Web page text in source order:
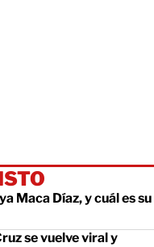
Maca Díaz, y cuál es su
se vuelve viral y